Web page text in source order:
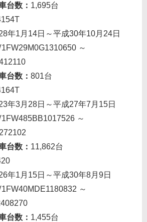
台数： 1,695台
年1月14日～平成30年10月24日
～
台数： 801台
年3月28日～平成27年7月15日
～
台数： 11,862台
年1月15日～平成30年8月9日
～
台数： 1,455台